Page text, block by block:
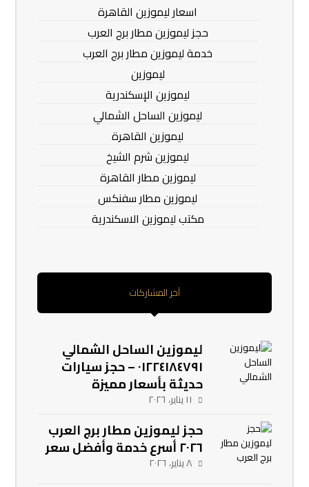
اسعار ليموزين القاهرة
حجز ليموزين مطار برج العرب
خدمة ليموزين مطار برج العرب
ليموزين
ليموزين الإسكندرية
ليموزين الساحل الشمالي
ليموزين القاهرة
ليموزين شرم الشيخ
ليموزين مطار القاهرة
ليموزين مطار سفنكس
مكتب ليموزين الاسكندرية
آخر المشاركات
ليموزين الساحل الشمالي
٠١٢٢٤١٨٤٧٩١ – حجز سيارات
حديثة بأسعار مميزة
١١ يناير، ٢٠٢٦
حجز ليموزين مطار برج العرب
٢٠٢٦ أسرع خدمة وأفضل سعر
٨ يناير، ٢٠٢٦